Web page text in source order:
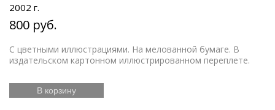
2002 г.
800 руб.
С цветными иллюстрациями. На мелованной бумаге. В
издательском картонном иллюстрированном переплете.
В корзину